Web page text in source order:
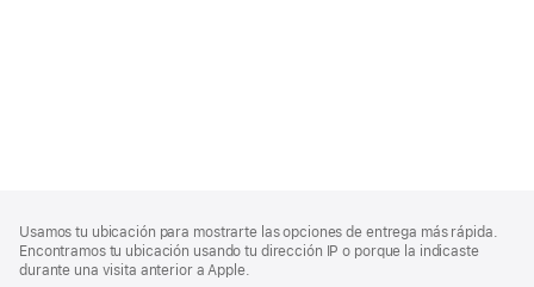
a
pie
al
pie
Usamos tu ubicación para mostrarte las opciones de entrega más rápida.
Encontramos tu ubicación usando tu dirección IP o porque la indicaste
durante una visita anterior a Apple.